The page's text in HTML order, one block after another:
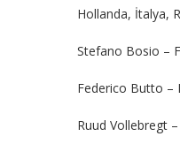
Hollanda, İtalya,
Stefano Bosio –
Federico Butto –
Ruud Vollebregt